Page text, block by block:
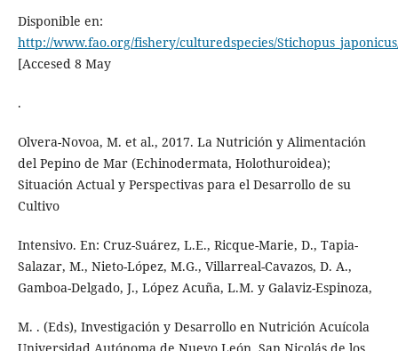
Disponible en:
http://www.fao.org/fishery/culturedspecies/
[Accesed 8 May
.
Olvera-Novoa, M. et al., 2017. La Nutrición y Alimentación
del Pepino de Mar (Echinodermata, Holothuroidea);
Situación Actual y Perspectivas para el Desarrollo de su
Cultivo
Intensivo. En: Cruz-Suárez, L.E., Ricque-Marie, D., Tapia-
Salazar, M., Nieto-López, M.G., Villarreal-Cavazos, D. A.,
Gamboa-Delgado, J., López Acuña, L.M. y Galaviz-Espinoza,
M. . (Eds), Investigación y Desarrollo en Nutrición Acuícola